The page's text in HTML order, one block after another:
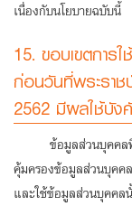
เนื่องกับนโยบายฉบับนี้
15. ขอบเขตการ
ก่อนวันที่พระรา
2562 มีผลใช้บัง
ข้อมูลส่วนบุคคล
คุ้มครองข้อมูลส่วนบุคค
และใช้ข้อมูลส่วนบุคคล